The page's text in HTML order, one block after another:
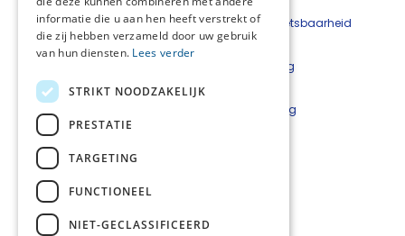
Beveiligingskwetsbaarheid
melden
Cookieverklaring
Disclaimer
Privacyverklaring
Netwerkcoördinatoren
Lars Luijkx
l.luijkx@careyn.nl
Mirjam Velting
m.velting@careyn.nl
informatie die u aan hen heeft verstrekt of
die zij hebben verzameld door uw gebruik
van hun diensten. Lees verder
STRIKT NOODZAKELIJK
PRESTATIE
TARGETING
FUNCTIONEEL
NIET-GECLASSIFICEERD